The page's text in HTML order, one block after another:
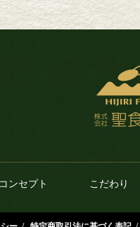
コンセプト こだわり